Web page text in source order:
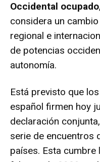
Occidental ocupado
considera un
regional e
de potencias
autonomía.
Está previsto que
español firmen hoy
declaración
serie de encuentros
países. Esta cumbre